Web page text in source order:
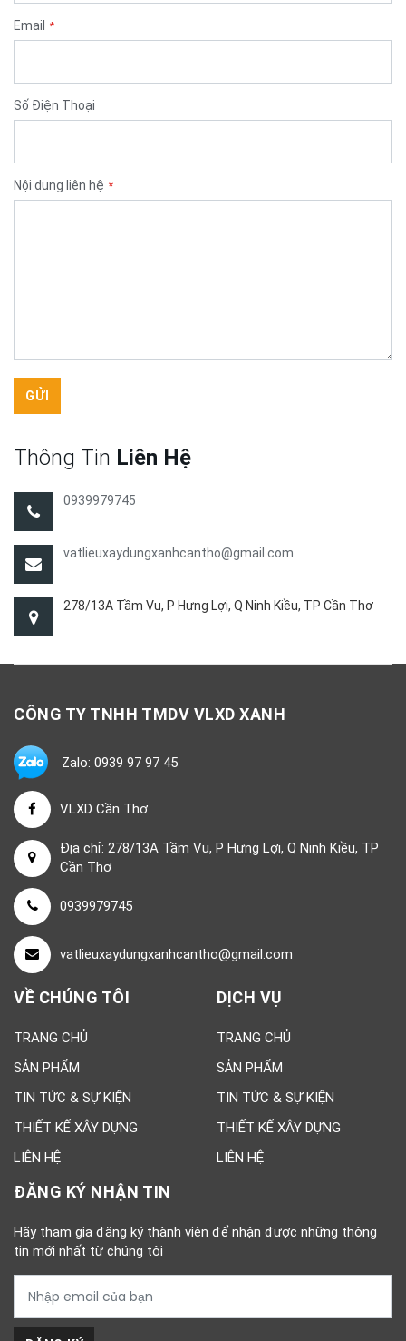
Email
Số Điện Thoại
Nội dung liên hệ
GỬI
Thông Tin Liên Hệ
0939979745
vatlieuxaydungxanhcantho@gmail.com
278/13A Tầm Vu, P Hưng Lợi, Q Ninh Kiều, TP Cần Thơ
CÔNG TY TNHH TMDV VLXD XANH
Zalo: 0939 97 97 45
VLXD Cần Thơ
Địa chỉ: 278/13A Tầm Vu, P Hưng Lợi, Q Ninh Kiều, TP
Cần Thơ
0939979745
vatlieuxaydungxanhcantho@gmail.com
VỀ CHÚNG TÔI
TRANG CHỦ
SẢN PHẨM
TIN TỨC & SỰ KIỆN
THIẾT KẾ XÂY DỰNG
LIÊN HỆ
DỊCH VỤ
TRANG CHỦ
SẢN PHẨM
TIN TỨC & SỰ KIỆN
THIẾT KẾ XÂY DỰNG
LIÊN HỆ
ĐĂNG KÝ NHẬN TIN
Hãy tham gia đăng ký thành viên để nhận được những thông
tin mới nhất từ chúng tôi